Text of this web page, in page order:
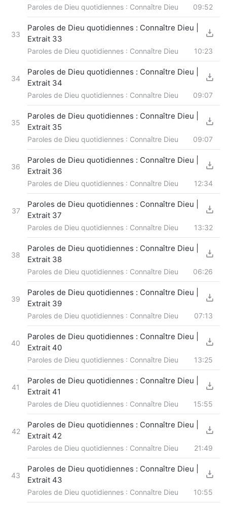
Paroles de Dieu quotidiennes : Connaître Dieu 09:52
33
Paroles de Dieu quotidiennes : Connaître Dieu |
Extrait 33
Paroles de Dieu quotidiennes : Connaître Dieu 10:23
34
Paroles de Dieu quotidiennes : Connaître Dieu |
Extrait 34
Paroles de Dieu quotidiennes : Connaître Dieu 09:07
35
Paroles de Dieu quotidiennes : Connaître Dieu |
Extrait 35
Paroles de Dieu quotidiennes : Connaître Dieu 09:07
36
Paroles de Dieu quotidiennes : Connaître Dieu |
Extrait 36
Paroles de Dieu quotidiennes : Connaître Dieu 12:34
37
Paroles de Dieu quotidiennes : Connaître Dieu |
Extrait 37
Paroles de Dieu quotidiennes : Connaître Dieu 13:32
38
Paroles de Dieu quotidiennes : Connaître Dieu |
Extrait 38
Paroles de Dieu quotidiennes : Connaître Dieu 06:26
39
Paroles de Dieu quotidiennes : Connaître Dieu |
Extrait 39
Paroles de Dieu quotidiennes : Connaître Dieu 07:13
40
Paroles de Dieu quotidiennes : Connaître Dieu |
Extrait 40
Paroles de Dieu quotidiennes : Connaître Dieu 13:25
41
Paroles de Dieu quotidiennes : Connaître Dieu |
Extrait 41
Paroles de Dieu quotidiennes : Connaître Dieu 15:55
42
Paroles de Dieu quotidiennes : Connaître Dieu |
Extrait 42
Paroles de Dieu quotidiennes : Connaître Dieu 21:49
43
Paroles de Dieu quotidiennes : Connaître Dieu |
Extrait 43
Paroles de Dieu quotidiennes : Connaître Dieu 10:55